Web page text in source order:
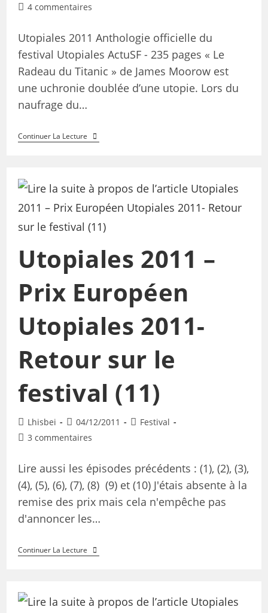
4 commentaires
Utopiales 2011 Anthologie officielle du
festival Utopiales ActuSF - 235 pages « Le
Radeau du Titanic » de James Moorow est
une uchronie doublée d’une utopie. Lors du
naufrage du…
Continuer La Lecture
Utopiales 2011 –
Prix Européen
Utopiales 2011-
Retour sur le
festival (11)
Lhisbei 04/12/2011
Festival
3 commentaires
Lire aussi les épisodes précédents : (1), (2), (3),
(4), (5), (6), (7), (8) (9) et (10) J'étais absente à la
remise des prix mais cela n'empêche pas
d'annoncer les…
Continuer La Lecture